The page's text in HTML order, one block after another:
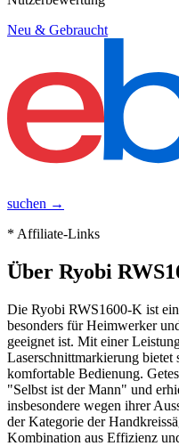
Neu & Gebraucht
suchen →
* Affiliate-Links
Über Ryobi
Die Ryobi RWS1600-K ist
besonders für Heimwerker
geeignet ist. Mit einer
Laserschnittmarkierung bietet
komfortable Bedienung.
"Selbst ist der Mann" und
insbesondere wegen ihrer
der Kategorie der
Kombination aus Effizienz